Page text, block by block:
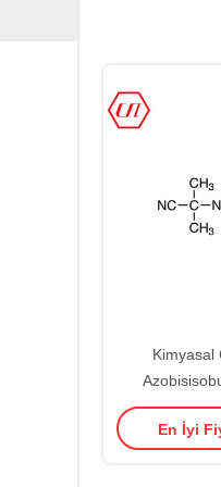
Kimyasal
Başlatıcı
En İyi